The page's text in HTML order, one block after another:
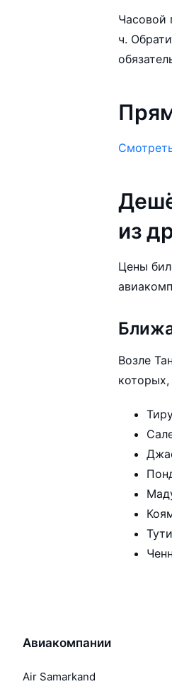
Часовой
ч.
из
Цены
Возле
Авиакомпании
Air Samarkand